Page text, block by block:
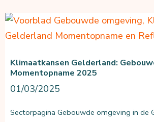
Gelderse
momentopname
Klimaatkansen Gelderland:
Momentopname 2025
01/03/2025
Sectorpagina Gebouwde omgeving in de